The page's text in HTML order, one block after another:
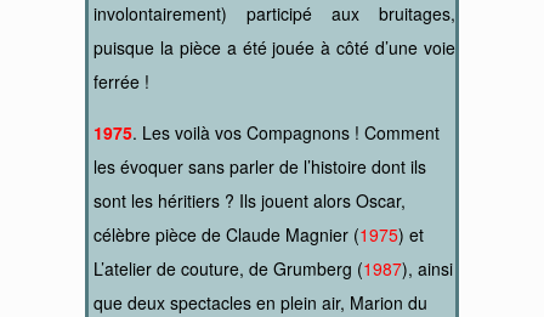
involontairement) participé aux bruitages,
puisque la pièce a été jouée à côté d’une voie
ferrée !
1975. Les voilà vos Compagnons ! Comment
les évoquer sans parler de l’histoire dont ils
sont les héritiers ? Ils jouent alors Oscar,
célèbre pièce de Claude Magnier (1975) et
L’atelier de couture, de Grumberg (1987), ainsi
que deux spectacles en plein air, Marion du